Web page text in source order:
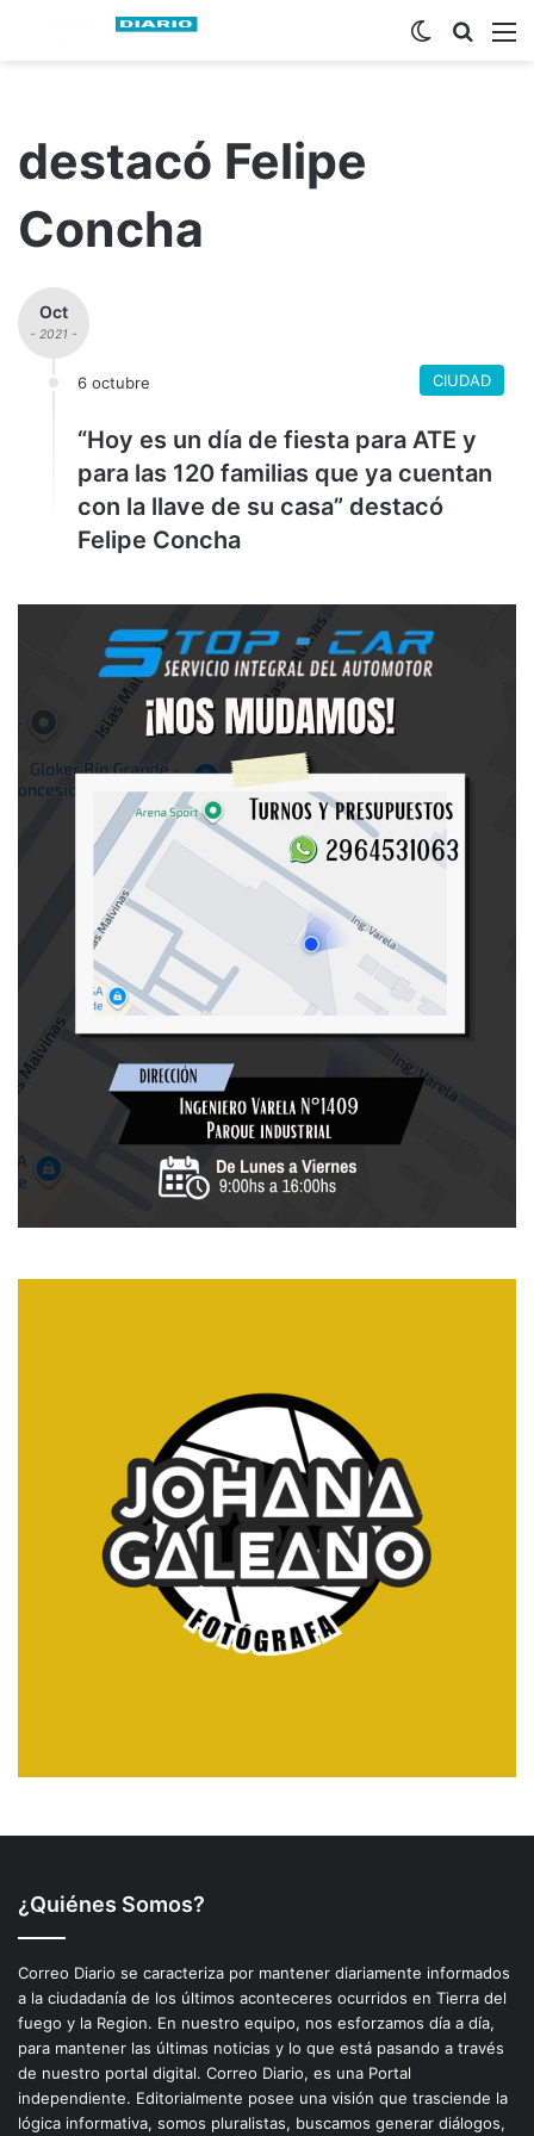
Buscar
Switch skin
destacó Felipe
Concha
Oct
- 2021 -
6 octubre CIUDAD
“Hoy es un día de fiesta para ATE y
para las 120 familias que ya cuentan
con la llave de su casa” destacó
Felipe Concha
¿Quiénes Somos?
Correo Diario se caracteriza por mantener diariamente informados
a la ciudadanía de los últimos aconteceres ocurridos en Tierra del
fuego y la Region. En nuestro equipo, nos esforzamos día a día,
para mantener las últimas noticias y lo que está pasando a través
de nuestro portal digital. Correo Diario, es una Portal
independiente. Editorialmente posee una visión que trasciende la
lógica informativa, somos pluralistas, buscamos generar diálogos,